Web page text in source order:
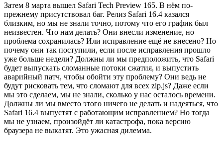
Затем 8 марта вышел Safari Tech Preview 165. В нём по-
прежнему присутствовал баг. Релиз Safari 16.4 казался
близким, но мы не знали точно, потому что его график был
неизвестен. Что нам делать? Они внесли изменение, но
проблема сохранилась? Или исправление ещё не внесено? Но
почему они так поступили, если после исправления прошло
уже больше недели? Должны ли мы предположить, что Safari
будет выпускать сломанные потоки сжатия, и выпустить
аварийный патч, чтобы обойти эту проблему? Они ведь не
будут рисковать тем, что сломают для всех zip.js? Даже если
мы это сделаем, мы не знали, сколько у нас осталось времени.
Должны ли мы вместо этого ничего не делать и надеяться, что
Safari 16.4 выпустят с работающим исправлением? Но тогда
мы не узнаем, произойдёт ли катастрофа, пока версию
браузера не выкатят. Это ужасная дилемма.